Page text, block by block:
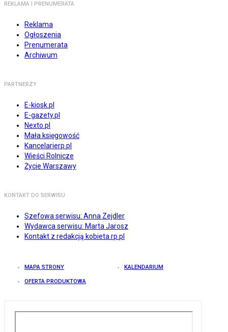
REKLAMA I PRENUMERATA
Reklama
Ogłoszenia
Prenumerata
Archiwum
PARTNERZY
E-kiosk.pl
E-gazety.pl
Nexto.pl
Mała księgowość
Kancelarierp.pl
Wieści Rolnicze
Życie Warszawy
KONTAKT DO SERWISU
Szefowa serwisu: Anna Zejdler
Wydawca serwisu: Marta Jarosz
Kontakt z redakcją kobieta.rp.pl
MAPA STRONY KALENDARIUM
OFERTA PRODUKTOWA